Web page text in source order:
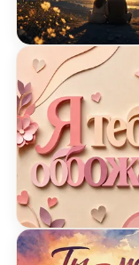
Открытка Я
Открытка Я